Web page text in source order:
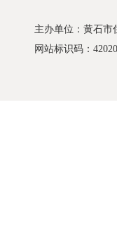
主办单位：黄石市
网站标识码：